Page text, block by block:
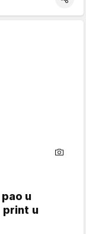
u
print u